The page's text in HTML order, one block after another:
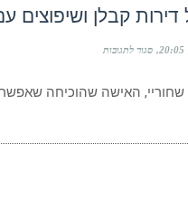
הכי
גדולה
קבלן ושיפוצים
20:05 סגור לתגובות
על
האישה שהוכיחה שאפשר